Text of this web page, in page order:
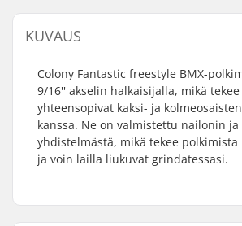
KUVAUS
Colony Fantastic freestyle BMX-
9/16'' akselin halkaisijalla, mikä
yhteensopivat kaksi- ja
kanssa. Ne on valmistettu nailonin
yhdistelmästä, mikä tekee polkimista
ja voin lailla liukuvat grindatessasi.